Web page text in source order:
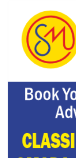
Hukamnama Sri
8 अगस्त को मोहाली के
Hukamnama Sri